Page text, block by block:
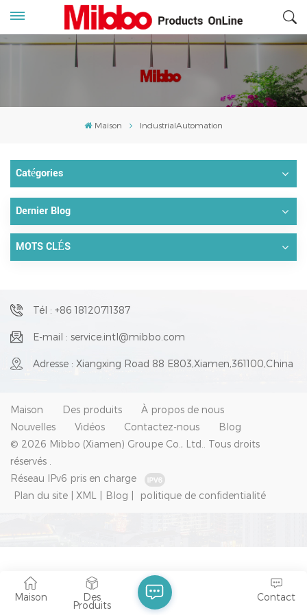
Maison IndustrialAutomation
Catégories
Dernier Blog
MOTS CLÉS
Tél : +86 18120711387
E-mail : service.intl@mibbo.com
Adresse : Xiangxing Road 88 E803,Xiamen,361100,China
Maison Des produits
À propos de nous
Nouvelles
Vidéos Contactez-nous
Blog
© 2026 Mibbo (Xiamen) Groupe Co., Ltd.. Tous droits
réservés .
Réseau IPv6 pris en charge
Plan du site
XML Blog politique de confidentialité
Maison Des
Produits
Contact